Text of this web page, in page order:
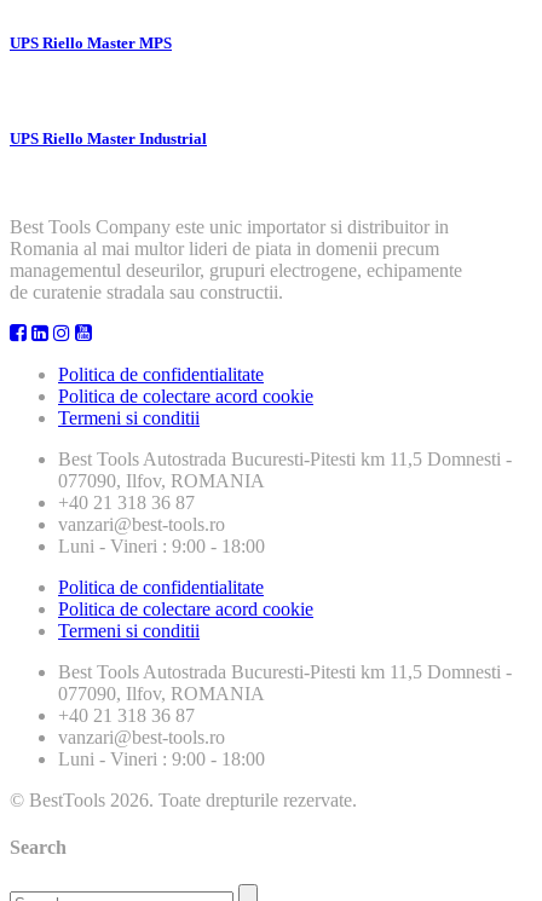
UPS Riello Master MPS
UPS Riello Master Industrial
Best Tools Company este unic importator si distribuitor in
Romania al mai multor lideri de piata in domenii precum
managementul deseurilor, grupuri electrogene, echipamente
de curatenie stradala sau constructii.
Politica de confidentialitate
Politica de colectare acord cookie
Termeni si conditii
Best Tools Autostrada Bucuresti-Pitesti km 11,5 Domnesti -
077090, Ilfov, ROMANIA
+40 21 318 36 87
vanzari@best-tools.ro
Luni - Vineri : 9:00 - 18:00
Politica de confidentialitate
Politica de colectare acord cookie
Termeni si conditii
Best Tools Autostrada Bucuresti-Pitesti km 11,5 Domnesti -
077090, Ilfov, ROMANIA
+40 21 318 36 87
vanzari@best-tools.ro
Luni - Vineri : 9:00 - 18:00
© BestTools 2026. Toate drepturile rezervate.
Search